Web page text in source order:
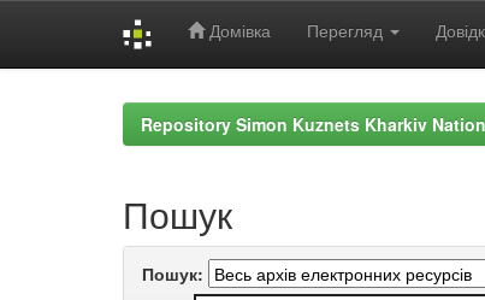
Домівка Перегляд
Repository Simon Kuznets Kharkiv
Пошук
Пошук: